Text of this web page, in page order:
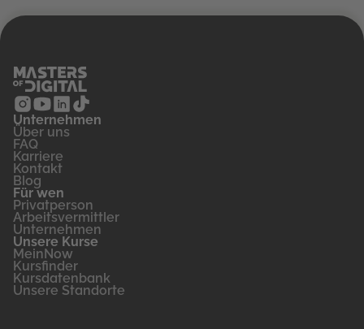
Unternehmen
‍Über uns
FAQ
Karriere
Kontakt
Blog
Für wen
Privatperson
Arbeitsvermittler
Unternehmen
Unsere Kurse
MeinNow
Kursfinder
Kursdatenbank
Unsere Standorte